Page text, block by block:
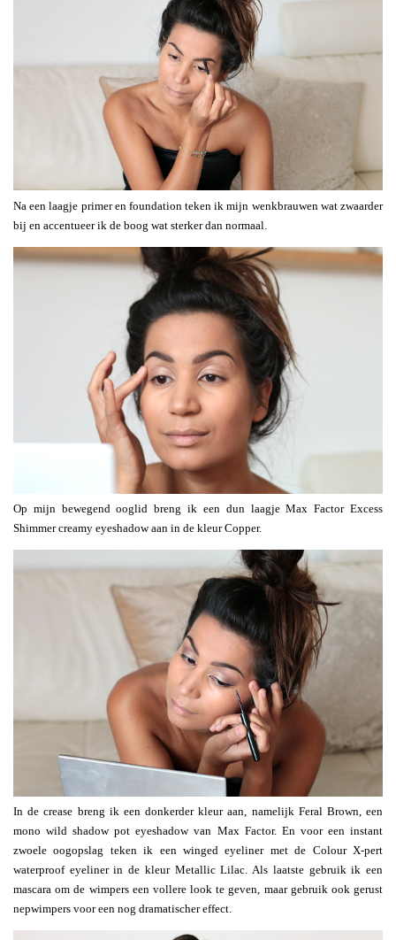
Na een laagje primer en foundation teken ik mijn wenkbrauwen wat zwaarder
bij en accentueer ik de boog wat sterker dan normaal.
Op mijn bewegend ooglid breng ik een dun laagje Max Factor Excess
Shimmer creamy eyeshadow aan in de kleur Copper.
In de crease breng ik een donkerder kleur aan, namelijk Feral Brown, een
mono wild shadow pot eyeshadow van Max Factor. En voor een instant
zwoele oogopslag teken ik een winged eyeliner met de Colour X-pert
waterproof eyeliner in de kleur Metallic Lilac. Als laatste gebruik ik een
mascara om de wimpers een vollere look te geven, maar gebruik ook gerust
nepwimpers voor een nog dramatischer effect.